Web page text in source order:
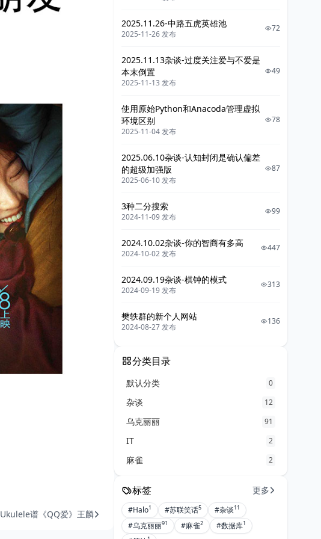
Ukulele谱《QQ爱》王麟
2025.11.26-中路五虎英雄池
2025-11-26 发布
72
2025.11.13杂谈-过度关注爱与不爱是
本末倒置
2025-11-13 发布
49
使用原始Python和Anacoda管理虚拟
环境区别
2025-11-04 发布
78
2025.06.10杂谈-认知封闭是确认偏差
的超级加强版
2025-06-10 发布
87
3种二分搜索
2024-11-09 发布
99
2024.10.02杂谈-你的智商有多高
2024-10-02 发布
447
2024.09.19杂谈-棋钟的模式
2024-09-19 发布
313
樊轶群的新个人网站
2024-08-27 发布
136
分类目录
默认分类 0
杂谈 12
乌克丽丽 91
IT 2
麻雀 2
标签 更多
#Halo1 #苏联笑话5 #杂谈11
#乌克丽丽91 #麻雀2 #数据库1